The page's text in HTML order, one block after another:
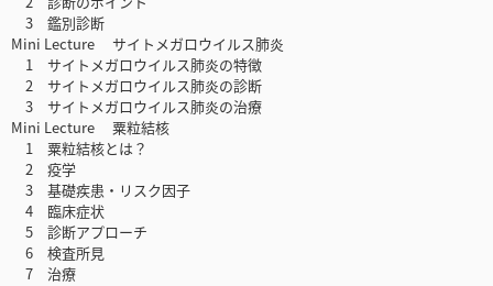
3 鑑別診断
Mini Lecture サイトメガロウイルス肺炎
1 サイトメガロウイルス肺炎の特徴
2 サイトメガロウイルス肺炎の診断
3 サイトメガロウイルス肺炎の治療
Mini Lecture 粟粒結核
1 粟粒結核とは？
2 疫学
3 基礎疾患・リスク因子
4 臨床症状
5 診断アプローチ
6 検査所見
7 治療